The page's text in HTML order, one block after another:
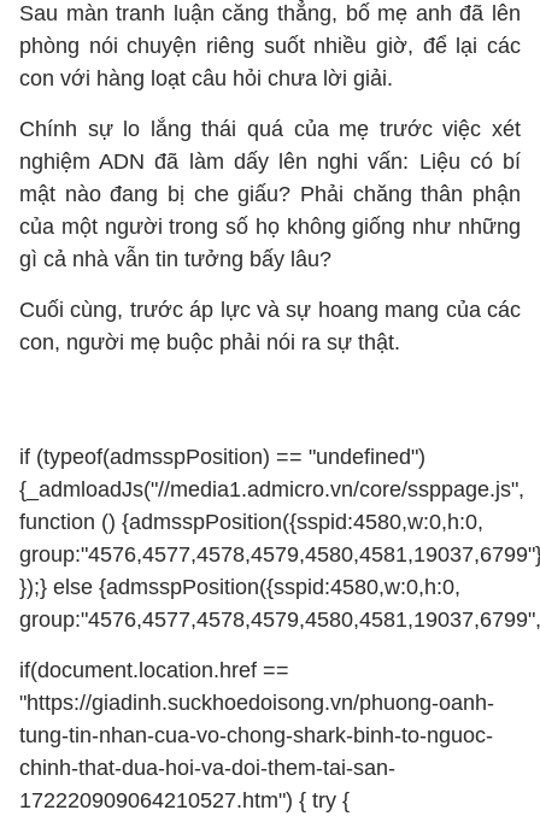
Sau màn tranh luận căng thẳng, bố mẹ anh đã lên
phòng nói chuyện riêng suốt nhiều giờ, để lại các
con với hàng loạt câu hỏi chưa lời giải.
Chính sự lo lắng thái quá của mẹ trước việc xét
nghiệm ADN đã làm dấy lên nghi vấn: Liệu có bí
mật nào đang bị che giấu? Phải chăng thân phận
của một người trong số họ không giống như những
gì cả nhà vẫn tin tưởng bấy lâu?
Cuối cùng, trước áp lực và sự hoang mang của các
con, người mẹ buộc phải nói ra sự thật.
if (typeof(admsspPosition) == "undefined")
{_admloadJs("//media1.admicro.vn/core/ssppage.js",
function () {admsspPosition({sspid:4580,w:0,h:0,
});} else {admsspPosition({sspid:4580,w:0,h:0,
if(document.location.href ==
"https://giadinh.suckhoedoisong.vn/phuong-oanh-
tung-tin-nhan-cua-vo-chong-shark-binh-to-nguoc-
chinh-that-dua-hoi-va-doi-them-tai-san-
172220909064210527.htm") { try {